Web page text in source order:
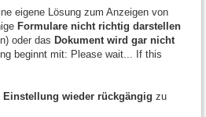
eigene Lösung zum Anzeigen von
Formulare nicht richtig darstellen
oder das Dokument wird gar nicht
beginnt mit: Please wait... If this
Einstellung wieder rückgängig zu